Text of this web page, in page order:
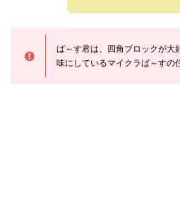
ば～す君は、四角ブロックが大
味にしているマイクラば～すの